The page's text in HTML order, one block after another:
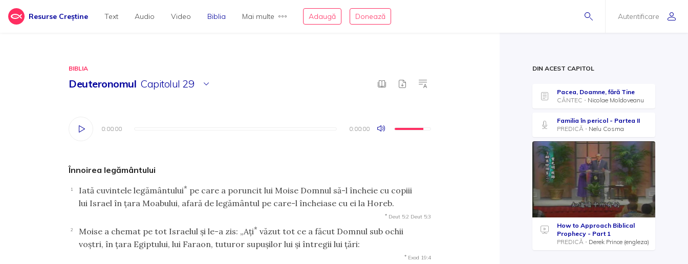
Resurse Creștine Autentificare
Text Audio Video Biblia Mai multe Adaugă Donează
BIBLIA
Deuteronomul Capitolul 29
0:00:00 0:00:00
0:00:00 0:00:00
Înnoirea legământului
1 Iată cuvintele legământului* pe care a poruncit lui Moise Domnul să-l încheie cu copiii
lui Israel în ţara Moabului, afară de legământul pe care-l încheiase cu ei la Horeb.
* Deut 5:2 Deut 5:3
2 Moise a chemat pe tot Israelul şi le-a zis: „Aţi* văzut tot ce a făcut Domnul sub ochii
voştri, în ţara Egiptului, lui Faraon, tuturor supuşilor lui şi întregii lui ţări:
* Exod 19:4
DIN ACEST CAPITOL
Pacea, Doamne, fără Tine
CÂNTEC
Nicolae Moldoveanu
Familia în pericol - Partea II
PREDICĂ
Nelu Cosma
How to Approach Biblical
Prophecy - Part 1
PREDICĂ
Derek Prince (engleza)